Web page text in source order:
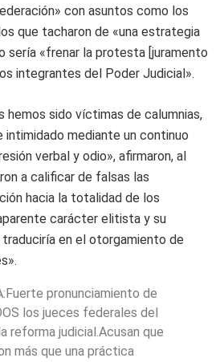
con asuntos como los
que tacharon de «una estrategia
sería «frenar la protesta [juramento
integrantes del Poder Judicial».
hemos sido víctimas de calumnias,
intimidado mediante un continuo
verbal y odio», afirmaron, al
a calificar de falsas las
hacia la totalidad de los
carácter elitista y su
en el otorgamiento de
pronunciamiento de
los jueces federales del
reforma judicial.Acusan que
más que una práctica